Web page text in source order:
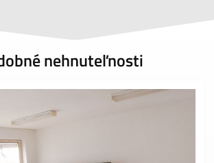
nehnuteľnosti